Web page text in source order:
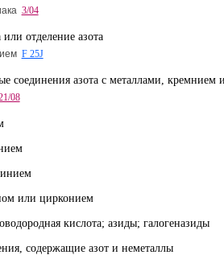
3/04
или отделение азота
F 25J
соединения азота с металлами,
08
или цирконием
кислота; азиды; галогеназиды
содержащие азот и неметаллы